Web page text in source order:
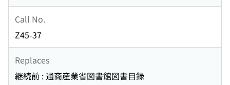
Call No.
Z45-37
Replaces
継続前 : 通商産業省図書館図書目録